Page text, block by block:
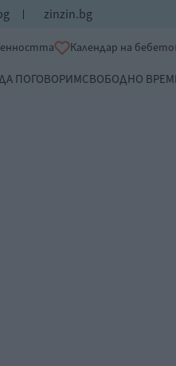
zinzin.bg
Календар на бебето
ПОГОВОРИМСВОБОДНО